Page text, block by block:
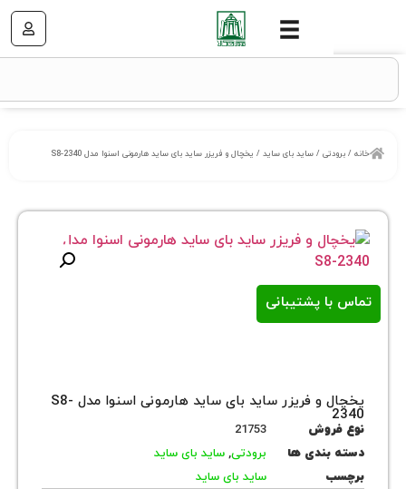
ساید بای ساید/ یخچال و فریزر ساید بای ساید هارمونی اسنوا مدل S8-2340
پشتیبانی
یخچال و فریزر ساید بای ساید هارمونی اسنوا مدل S8-
21753
ها
برودتی ,ساید بای ساید
ساید بای ساید